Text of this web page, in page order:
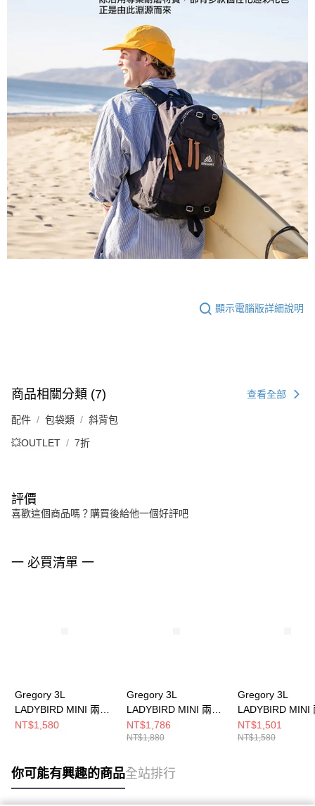
顯示電腦版詳細說明
商品相關分類 (7) 查看全部
配件 包袋類 斜背包
💥OUTLET 7折
評價
喜歡這個商品嗎？購買後給他一個好評吧
一 必買清單 一
Gregory 3L
LADYBIRD MINI 兩用
水桶包 時尚黑
NT$1,580
Gregory 3L
LADYBIRD MINI 兩用
水桶包 本白
NT$1,786
NT$1,880
Gregory 3L
LADYBIRD MINI
水桶包 沙色
NT$1,501
NT$1,580
你可能有興趣的商品全站排行